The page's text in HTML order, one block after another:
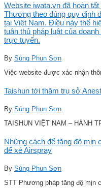
Website iwata.vn đã hoàn
Thương theo đúng quy định
tại Việt Nam. Điều này thể
tuân thủ pháp luật của
trực tuyến.
By Súng Phun Sơn
Việc website được xác nhận
Taishun tới thăm trụ sở
By Súng Phun Sơn
TAISHUN VIỆT NAM – HÀNH
Những cách để tăng độ mịn
để xé Airspray
By Súng Phun Sơn
STT Phương pháp tăng độ mịn